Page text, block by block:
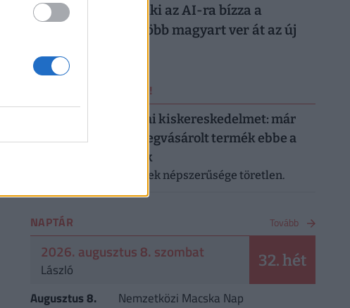
Nagyon ráfázhat, aki az AI-ra bízza a
nyaralását: egyre több magyart ver át az új
ERRŐL NE MARADJ LE!
Letarolták az európai kiskereskedelmet: már
minden második megvásárolt termék ebbe a
kategóriába tartozik
A saját márkás termékek népszerűsége töretlen.
NAPTÁR Tovább
2026. augusztus 8. szombat
László 32. hét
Augusztus 8. Nemzetközi Macska Nap